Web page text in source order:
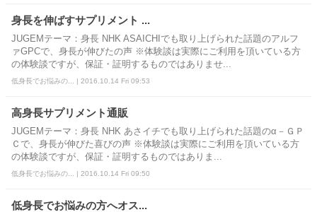
身長を伸ばすサプリメント ...
JUGEMテーマ：身長 NHK ASAICHIでも取り上げられた話題のアルフ
ァGPCで、身長が伸びたの声 ※体験談は実際にご利用を頂いている方
の体験談ですが、保証・証明するものではありませ...
低身長でお悩みの... | 2016.10.14 Fri 09:53
高身長サプリメント通販
JUGEMテーマ：身長 NHK あさイチでも取り上げられた話題のα－ＧＰ
Ｃで、身長が伸びた喜びの声 ※体験談は実際にご利用を頂いている方
の体験談ですが、保証・証明するものではありま...
低身長でお悩みの... | 2016.10.14 Fri 09:50
低身長でお悩みの方へオス...